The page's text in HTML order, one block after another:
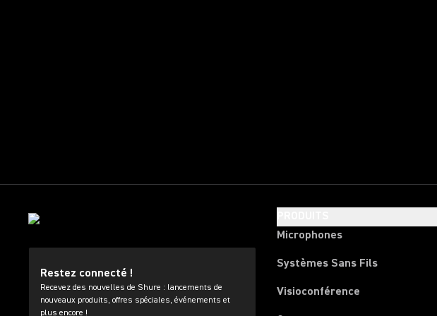
Restez connecté !
Recevez des nouvelles de Shure : lancements de
nouveaux produits, offres spéciales, événements et
plus encore !
Microphones
Systèmes Sans Fils
Visioconférence